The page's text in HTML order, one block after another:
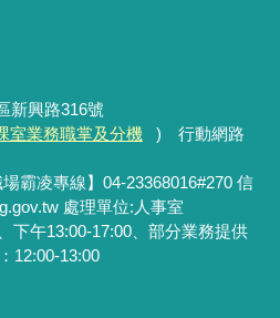
新興路316號
室業務職掌及分機
) 行動網路
霸凌專線】04-23368016#270 信
處理單位:人事室
下午13:00-17:00、部分業務提供
12:00-13:00